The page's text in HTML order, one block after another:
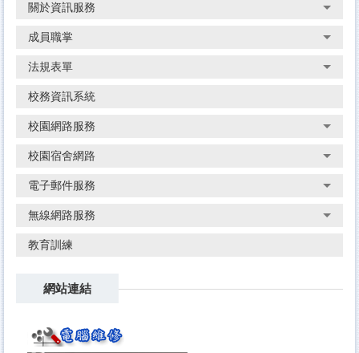
關於資訊服務
成員職掌
法規表單
校務資訊系統
校園網路服務
校園宿舍網路
電子郵件服務
無線網路服務
教育訓練
網站連結